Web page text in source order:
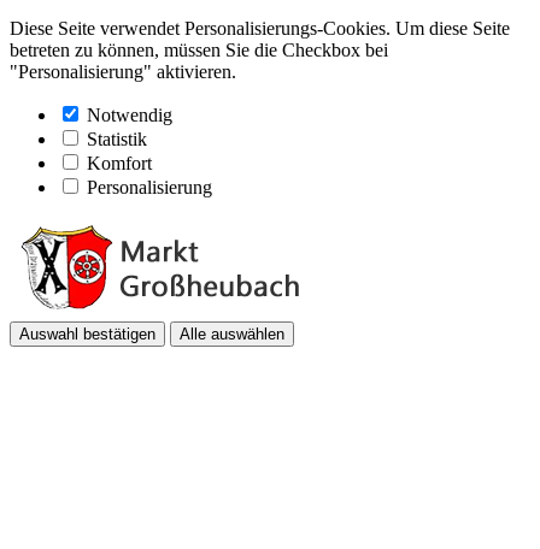
Diese Seite verwendet Personalisierungs-Cookies. Um diese Seite
betreten zu können, müssen Sie die Checkbox bei
"Personalisierung" aktivieren.
Notwendig
Statistik
Komfort
Personalisierung
Auswahl bestätigen Alle auswählen